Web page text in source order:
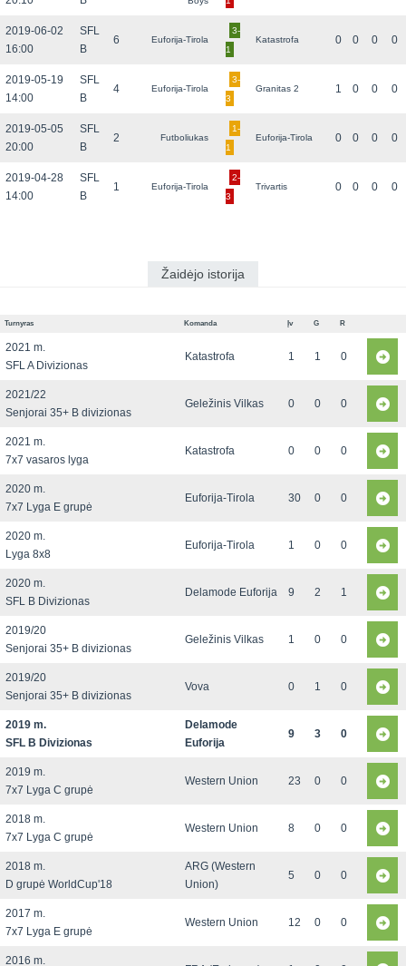
2019-06-02
16:00
SFL
B
6 Euforija-Tirola
3-
1
Katastrofa 0 0 0 0
2019-05-19
14:00
SFL
B
4 Euforija-Tirola
3-
3
Granitas 2 1 0 0 0
2019-05-05
20:00
SFL
B
2 Futboliukas
1-
1
Euforija-Tirola 0 0 0 0
2019-04-28
14:00
SFL
B
1 Euforija-Tirola
2-
3
Trivartis 0 0 0 0
Žaidėjo istorija
Turnyras Komanda Įv G R
2021 m.
SFL A Divizionas
Katastrofa 1 1 0
2021/22
Senjorai 35+ B divizionas
Geležinis Vilkas 0 0 0
2021 m.
7x7 vasaros lyga
Katastrofa 0 0 0
2020 m.
7x7 Lyga E grupė
Euforija-Tirola 30 0 0
2020 m.
Lyga 8x8
Euforija-Tirola 1 0 0
2020 m.
SFL B Divizionas
Delamode Euforija 9 2 1
2019/20
Senjorai 35+ B divizionas
Geležinis Vilkas 1 0 0
2019/20
Senjorai 35+ B divizionas
Vova 0 1 0
2019 m.
SFL B Divizionas
Delamode
Euforija
9 3 0
2019 m.
7x7 Lyga C grupė
Western Union 23 0 0
2018 m.
7x7 Lyga C grupė
Western Union 8 0 0
2018 m.
D grupė WorldCup'18
ARG (Western
Union)
5 0 0
2017 m.
7x7 Lyga E grupė
Western Union 12 0 0
2016 m.